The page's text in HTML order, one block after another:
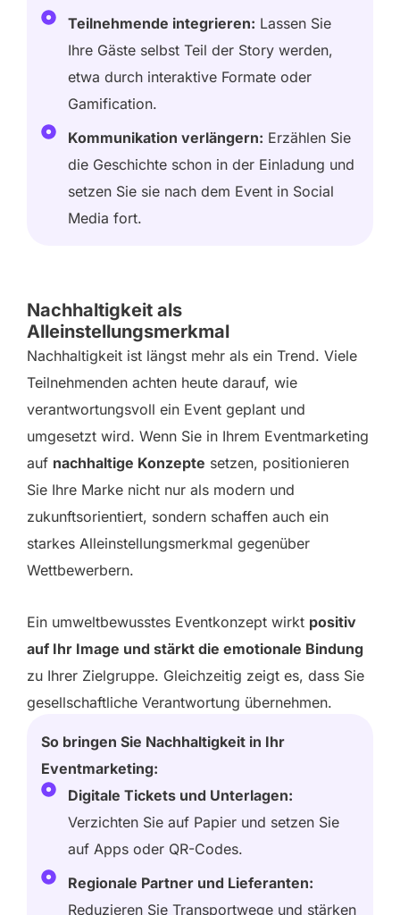
Teilnehmende integrieren: Lassen Sie
Ihre Gäste selbst Teil der Story werden,
etwa durch interaktive Formate oder
Gamification.
Kommunikation verlängern: Erzählen Sie
die Geschichte schon in der Einladung und
setzen Sie sie nach dem Event in Social
Media fort.
Nachhaltigkeit als
Alleinstellungsmerkmal
Nachhaltigkeit ist längst mehr als ein Trend. Viele
Teilnehmenden achten heute darauf, wie
verantwortungsvoll ein Event geplant und
umgesetzt wird. Wenn Sie in Ihrem Eventmarketing
auf nachhaltige Konzepte setzen, positionieren
Sie Ihre Marke nicht nur als modern und
zukunftsorientiert, sondern schaffen auch ein
starkes Alleinstellungsmerkmal gegenüber
Wettbewerbern.
Ein umweltbewusstes Eventkonzept wirkt positiv
auf Ihr Image und stärkt die emotionale Bindung
zu Ihrer Zielgruppe. Gleichzeitig zeigt es, dass Sie
gesellschaftliche Verantwortung übernehmen.
So bringen Sie Nachhaltigkeit in Ihr
Eventmarketing:
Digitale Tickets und Unterlagen:
Verzichten Sie auf Papier und setzen Sie
auf Apps oder QR-Codes.
Regionale Partner und Lieferanten:
Reduzieren Sie Transportwege und stärken